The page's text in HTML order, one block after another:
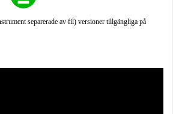
separerade av fil) versioner tillgängliga på